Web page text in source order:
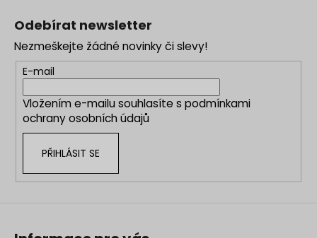
p
r
v
k
y
í
Odebírat newsletter
Nezmeškejte žádné novinky či slevy!
E-mail
Vložením e-mailu souhlasíte s podmínkami
ochrany osobních údajů
PŘIHLÁSIT SE